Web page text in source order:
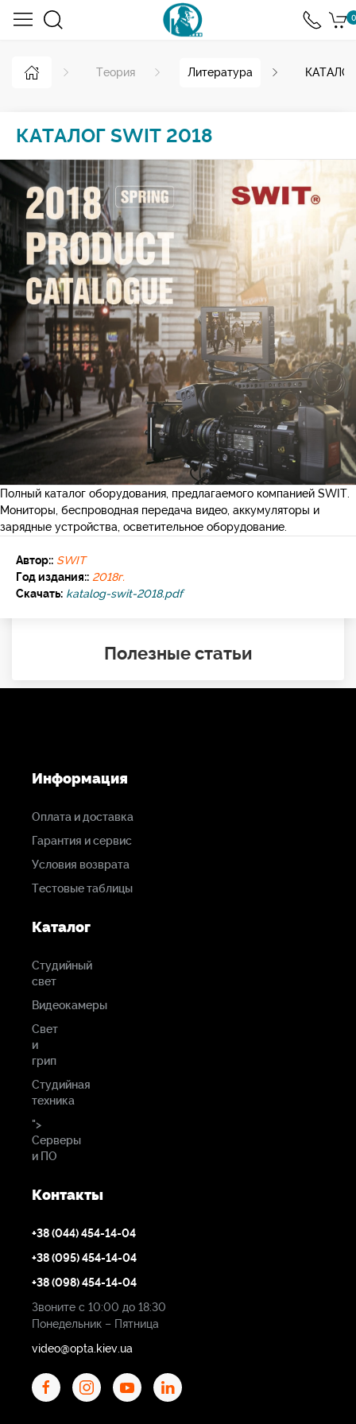
0
Теория Литература КАТАЛОГ
КАТАЛОГ SWIT 2018
Полный каталог оборудования, предлагаемого компанией SWIT.
Мониторы, беспроводная передача видео, аккумуляторы и
зарядные устройства, осветительное оборудование.
Автор:: SWIT
Год издания:: 2018г.
Скачать: katalog-swit-2018.pdf
Полезные статьи
Информация
Оплата и доставка
Гарантия и сервис
Условия возврата
Тестовые таблицы
Каталог
Студийный
свет
Видеокамеры
Свет
и
грип
Студийная
техника
">
Серверы
и ПО
Контакты
+38 (044) 454-14-04
+38 (095) 454-14-04
+38 (098) 454-14-04
Звоните с 10:00 до 18:30
Понедельник – Пятница
video@opta.kiev.ua